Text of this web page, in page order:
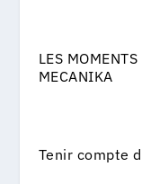
LES
MECANIKA
Tenir compte